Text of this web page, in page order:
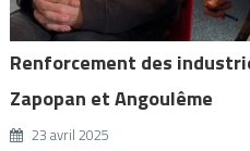
Renforcement des
Zapopan et Angoulême
23 avril 2025